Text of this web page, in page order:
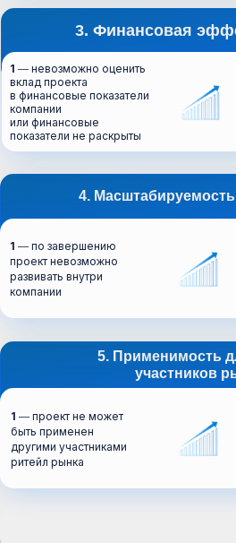
1 ― проект не может
быть применен
другими участниками
ритейл рынка
5. Применимость
участников
1 ― по завершению
проект невозможно
развивать внутри
компании
4.
1 ― невозможно оценить
вклад проекта
в финансовые показатели
компании
или финансовые
показатели не раскрыты
3. Финансовая